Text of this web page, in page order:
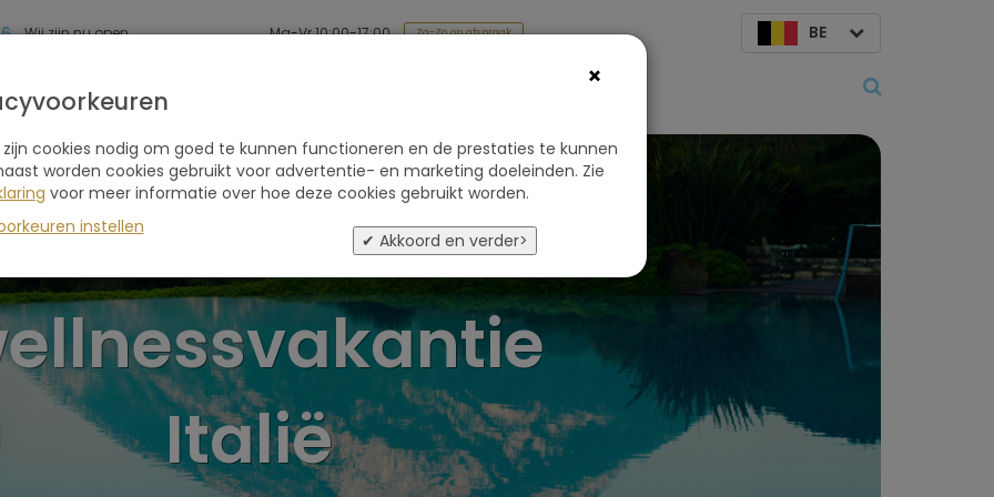
Wij zijn nu open Ma-Vr 10:00-17:00 Za-Zo op afspraak BE
Soort reis Over ons
Italië
×
zijn cookies nodig om goed te kunnen functioneren en de prestaties te kunnen
worden cookies gebruikt voor advertentie- en marketing doeleinden. Zie
voor meer informatie over hoe deze cookies gebruikt worden.
instellen
✔ Akkoord en verder>